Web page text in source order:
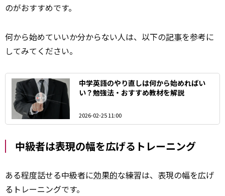
のがおすすめです。
何から始めていいか分からない人は、以下の記事を参考に
してみてください。
中学英語のやり直しは何から始めればい
い？勉強法・おすすめ教材を解説
2026-02-25 11:00
中級者は表現の幅を広げるトレーニング
ある程度話せる中級者に効果的な練習は、表現の幅を広げ
るトレーニングです。